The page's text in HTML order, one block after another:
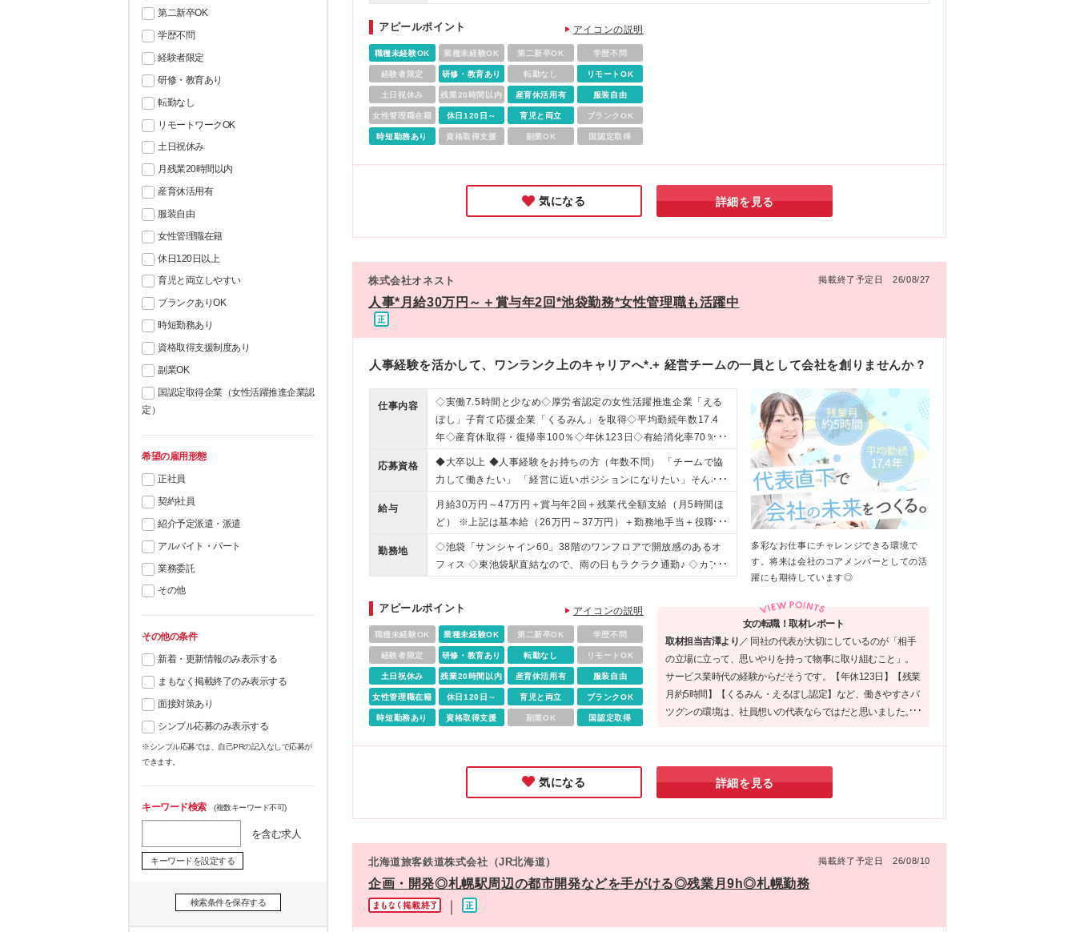
第二新卒OK
学歴不問
経験者限定
研修・教育あり
転勤なし
リモートワークOK
土日祝休み
月残業20時間以内
産育休活用有
服装自由
女性管理職在籍
休日120日以上
育児と両立しやすい
ブランクありOK
時短勤務あり
資格取得支援制度あり
副業OK
国認定取得企業（女性活躍推進企業認
定）
希望の雇用形態
正社員
契約社員
紹介予定派遣・派遣
アルバイト・パート
業務委託
その他
その他の条件
新着・更新情報のみ表示する
まもなく掲載終了のみ表示する
面接対策あり
シンプル応募のみ表示する
※シンプル応募では、自己PRの記入なしで応募が
できます。
キーワード検索(複数キーワード不可)
を含む求人
キーワードを設定する
検索条件を保存する
アピールポイント アイコンの説明
職種未経験OK 業種未経験OK 第二新卒OK 学歴不問
経験者限定 研修・教育あり 転勤なし リモートOK
土日祝休み 残業20時間以内 産育休活用有 服装自由
女性管理職在籍 休日120日～ 育児と両立 ブランクOK
時短勤務あり 資格取得支援 副業OK 国認定取得
気になる 詳細を見る
株式会社オネスト 掲載終了予定日 26/08/27
人事*月給30万円～＋賞与年2回*池袋勤務*女性管理職も活躍中
人事経験を活かして、ワンランク上のキャリアへ*.+ 経営チームの一員として会社を創りませんか？
仕事内容
◇実働7.5時間と少なめ◇厚労省認定の女性活躍推進企業「える
ぼし」子育て応援企業「くるみん」を取得◇平均勤続年数17.4
年◇産育休取得・復帰率100％◇年休123日◇有給消化率70％◇
応募資格
◆大卒以上 ◆人事経験をお持ちの方（年数不問） 「チームで協
力して働きたい」 「経営に近いポジションになりたい」そんな
給与
月給30万円～47万円＋賞与年2回＋残業代全額支給（月5時間ほ
ど） ※上記は基本給（26万円～37万円）＋勤務地手当＋役職手
を考慮し、当社規定により給与を決定します ※試用期間は3ヵ月
当（2万円／月） ★役職手当（8000円～8万円） ★通勤手当
（月額5万円まで） ★扶養手当（6000円／扶養親族1人につき）
勤務地
◇池袋「サンシャイン60」38階のワンフロアで開放感のあるオ
フィス ◇東池袋駅直結なので、雨の日もラクラク通勤♪ ◇カフ
豊島区東池袋3-1-1 サンシャイン60 38階 ※転勤はありません
※リモート勤務も臨機応変に対応しています ※(変更の範囲)上記
を除く当社関連勤務地
多彩なお仕事にチャレンジできる環境で
す。将来は会社のコアメンバーとしての活
躍にも期待しています◎
アピールポイント アイコンの説明
職種未経験OK 業種未経験OK 第二新卒OK 学歴不問
経験者限定 研修・教育あり 転勤なし リモートOK
土日祝休み 残業20時間以内 産育休活用有 服装自由
女性管理職在籍 休日120日～ 育児と両立 ブランクOK
時短勤務あり 資格取得支援 副業OK 国認定取得
女の転職！取材レポート
取材担当吉澤より ／ 同社の代表が大切にしているのが「相手
の立場に立って、思いやりを持って物事に取り組むこと」。
サービス業時代の経験からだそうです。【年休123日】【残業
月約5時間】【くるみん・えるぼし認定】など、働きやすさバ
ツグンの環境は、社員想いの代表ならではだと思いました。
がとても印象に残っています◎経営の近くで裁量をもって働
きたい方にピッタリな環境です！
気になる 詳細を見る
北海道旅客鉄道株式会社（JR北海道） 掲載終了予定日 26/08/10
企画・開発◎札幌駅周辺の都市開発などを手がける◎残業月9h◎札幌勤務
｜